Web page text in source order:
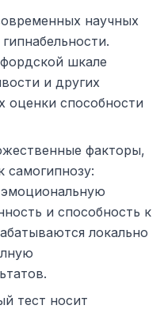
научных
шкале
и других
оценки способности
факторы,
самогипнозу:
и способность к
локально
тест носит